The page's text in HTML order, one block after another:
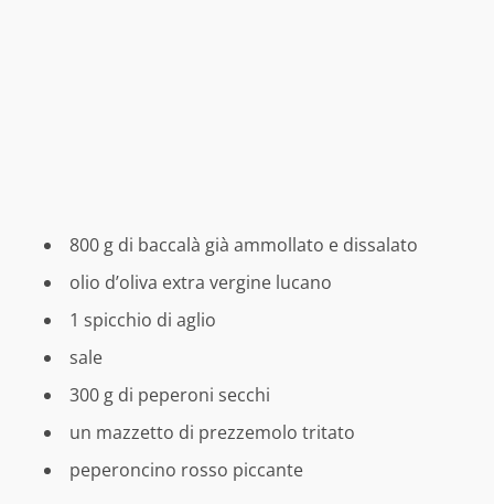
800 g di baccalà già ammollato e dissalato
olio d’oliva extra vergine lucano
1 spicchio di aglio
sale
300 g di peperoni secchi
un mazzetto di prezzemolo tritato
peperoncino rosso piccante